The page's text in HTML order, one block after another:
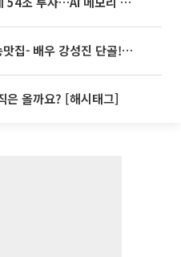
'2TV 생생정보' 오늘방송맛집- 배우 강성진 단골! 쌀국수ㆍ푸팟퐁 커리 맛집 '블○○○'
은 올까요? [해시태그]